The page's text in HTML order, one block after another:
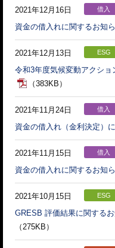
2021年12月16日 借入
資金の借入れに関するお知
2021年12月13日 ESG
令和3年度気候変動アクシ
（383KB）
2021年11月24日 借入
資金の借入れ（金利決定）
2021年11月15日 借入
資金の借入れに関するお知
2021年10月15日 ESG
GRESB 評価結果に関する
（275KB）